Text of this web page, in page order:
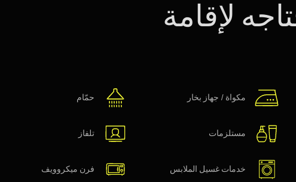
لإقامة
حمّام مكواة / جهاز بخار
تلفاز مستلزمات
فرن ميكروويف خدمات غسيل الملابس